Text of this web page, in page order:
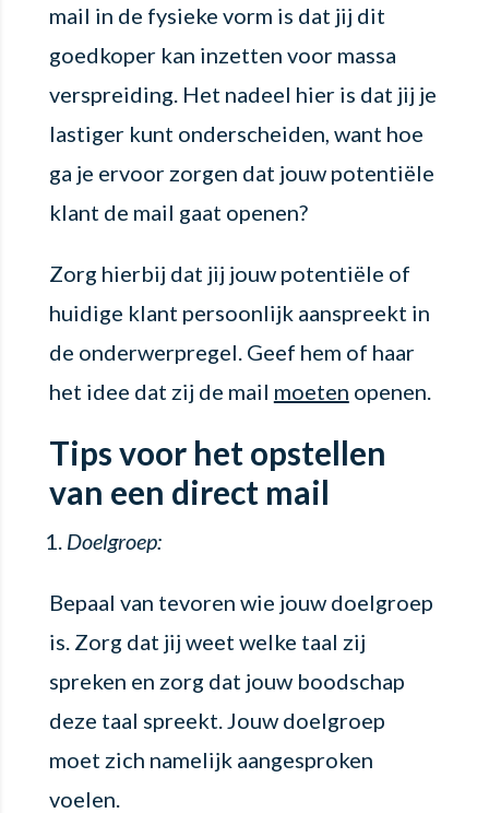
mail in de fysieke vorm is dat jij dit
goedkoper kan inzetten voor massa
verspreiding. Het nadeel hier is dat jij je
lastiger kunt onderscheiden, want hoe
ga je ervoor zorgen dat jouw potentiële
klant de mail gaat openen?
Zorg hierbij dat jij jouw potentiële of
huidige klant persoonlijk aanspreekt in
de onderwerpregel. Geef hem of haar
het idee dat zij de mail moeten openen.
Tips voor het opstellen
van een direct mail
Doelgroep:
Bepaal van tevoren wie jouw doelgroep
is. Zorg dat jij weet welke taal zij
spreken en zorg dat jouw boodschap
deze taal spreekt. Jouw doelgroep
moet zich namelijk aangesproken
voelen.